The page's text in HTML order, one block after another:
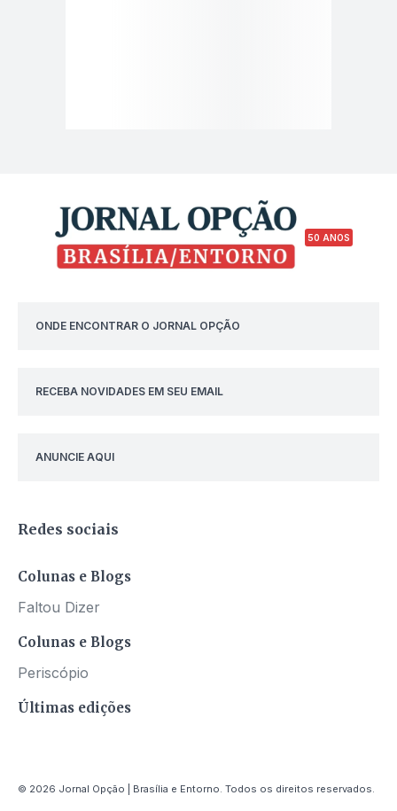
50 ANOS
ONDE ENCONTRAR O JORNAL OPÇÃO
RECEBA NOVIDADES EM SEU EMAIL
ANUNCIE AQUI
Redes sociais
Colunas e Blogs
Faltou Dizer
Colunas e Blogs
Periscópio
Últimas edições
© 2026 Jornal Opção | Brasília e Entorno. Todos os direitos reservados.